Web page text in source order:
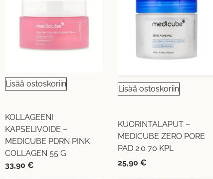
Lisää ostoskoriin
KOLLAGEENI
KAPSELIVOIDE –
MEDICUBE PDRN PINK
COLLAGEN 55 G
33,90 €
Lisää ostoskoriin
KUORINTALAPUT –
MEDICUBE ZERO PORE
PAD 2.0 70 KPL
25,90 €